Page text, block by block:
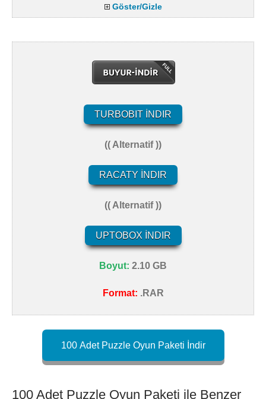
Göster/Gizle
TURBOBIT İNDIR
(( Alternatif ))
RACATY İNDIR
(( Alternatif ))
UPTOBOX İNDIR
Boyut: 2.10 GB
Format: .RAR
100 Adet Puzzle Oyun Paketi İndir
100 Adet Puzzle Oyun Paketi ile Benzer